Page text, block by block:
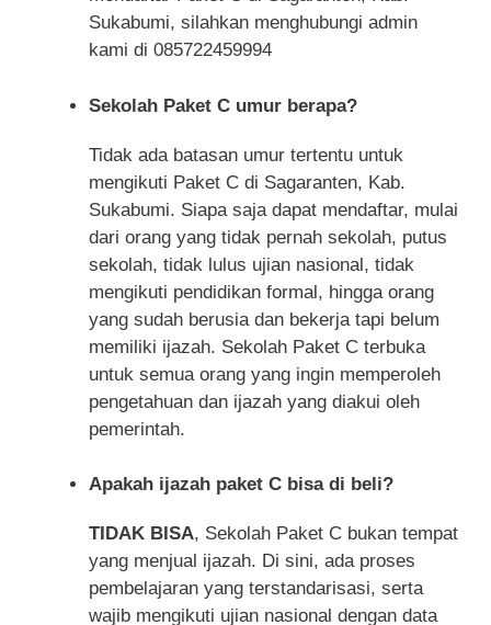
Sukabumi, silahkan menghubungi admin
kami di 085722459994
Sekolah Paket C umur berapa?
Tidak ada batasan umur tertentu untuk
mengikuti Paket C di Sagaranten, Kab.
Sukabumi. Siapa saja dapat mendaftar, mulai
dari orang yang tidak pernah sekolah, putus
sekolah, tidak lulus ujian nasional, tidak
mengikuti pendidikan formal, hingga orang
yang sudah berusia dan bekerja tapi belum
memiliki ijazah. Sekolah Paket C terbuka
untuk semua orang yang ingin memperoleh
pengetahuan dan ijazah yang diakui oleh
pemerintah.
Apakah ijazah paket C bisa di beli?
TIDAK BISA, Sekolah Paket C bukan tempat
yang menjual ijazah. Di sini, ada proses
pembelajaran yang terstandarisasi, serta
wajib mengikuti ujian nasional dengan data